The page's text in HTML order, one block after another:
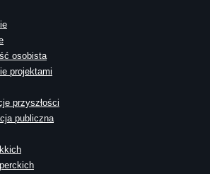
osobista
projektami
przyszłości
publiczna